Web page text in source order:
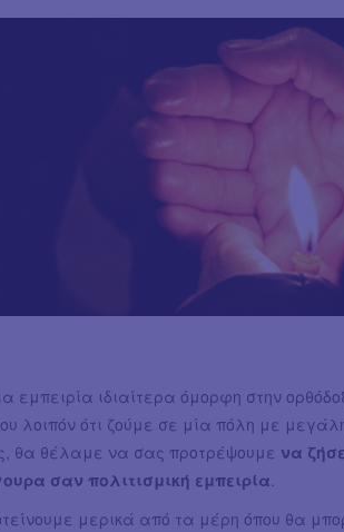
ιδιαίτερα όμορφη στην
λοιπόν ότι ζούμε σε μία πόλη με
θα θέλαμε να σας προτρέψουμε να
σαν πολιτισμική εμπειρία.
μερικά από τα μέρη όπου θα